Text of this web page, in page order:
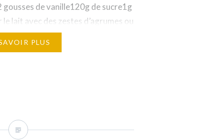
de vanille120g de sucre1g
lait avec des zestes d’agrumes ou
(80g/litre) dans…
PLUS